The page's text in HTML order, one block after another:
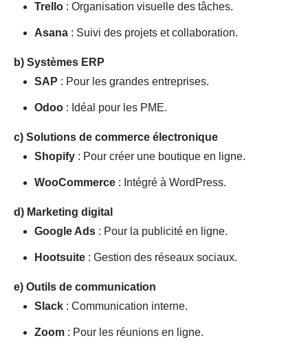
Trello : Organisation visuelle des tâches.
Asana : Suivi des projets et collaboration.
b) Systèmes ERP
SAP : Pour les grandes entreprises.
Odoo : Idéal pour les PME.
c) Solutions de commerce électronique
Shopify : Pour créer une boutique en ligne.
WooCommerce : Intégré à WordPress.
d) Marketing digital
Google Ads : Pour la publicité en ligne.
Hootsuite : Gestion des réseaux sociaux.
e) Outils de communication
Slack : Communication interne.
Zoom : Pour les réunions en ligne.